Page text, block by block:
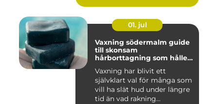
01. jul
Vaxning södermalm guide
till skonsam
hårborttagning som håller
Vaxning har blivit ett
självklart val för många som
vill ha slät hud under längre
tid än vad rakning...